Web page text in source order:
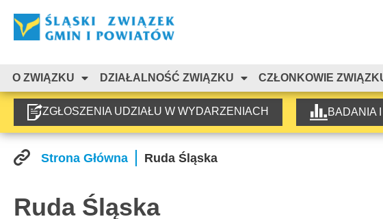
O ZWIĄZKU DZIAŁALNOŚĆ ZWIĄZKU CZŁONKOWIE
ZGŁOSZENIA UDZIAŁU W WYDARZENIACH BADANIA
Strona Główna Ruda Śląska
Ruda Śląska